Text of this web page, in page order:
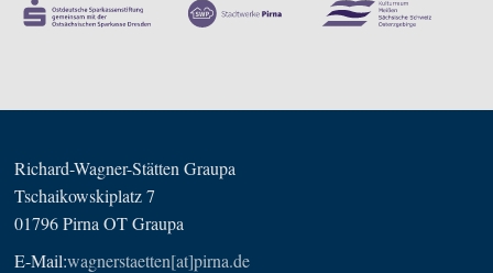
Richard-Wagner-Stätten Graupa
Tschaikowskiplatz 7
01796 Pirna OT Graupa
E-Mail:wagnerstaetten[at]pirna.de